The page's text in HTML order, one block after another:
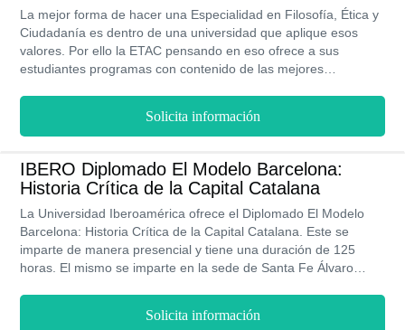
La mejor forma de hacer una Especialidad en Filosofía, Ética y
Ciudadanía es dentro de una universidad que aplique esos
valores. Por ello la ETAC pensando en eso ofrece a sus
estudiantes programas con contenido de las mejores
Reconocimiento de Validez Oficial de Estudios (RVOE) emitido
por la (SEP).
Solicita información
IBERO Diplomado El Modelo Barcelona:
Historia Crítica de la Capital Catalana
La Universidad Iberoamérica ofrece el Diplomado El Modelo
Barcelona: Historia Crítica de la Capital Catalana. Este se
imparte de manera presencial y tiene una duración de 125
horas. El mismo se imparte en la sede de Santa Fe Álvaro
que facilita su ingreso.Solicita información